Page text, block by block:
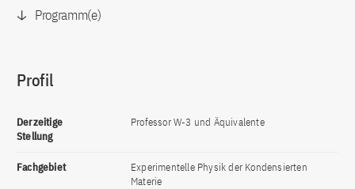
Programm(e)
Profil
Derzeitige
Stellung
Professor W-3 und Äquivalente
Fachgebiet
Experimentelle Physik der Kondensierten
Materie